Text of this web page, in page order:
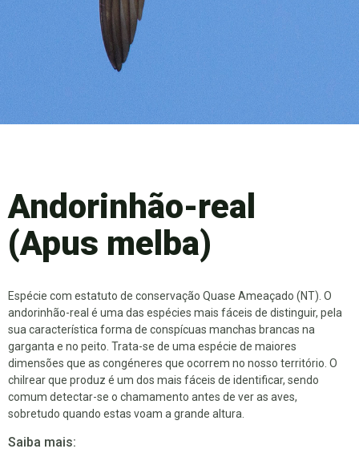
Andorinhão-real
(Apus melba)
Espécie com estatuto de conservação Quase Ameaçado (NT). O
andorinhão-real é uma das espécies mais fáceis de distinguir, pela
sua característica forma de conspícuas manchas brancas na
garganta e no peito. Trata-se de uma espécie de maiores
dimensões que as congéneres que ocorrem no nosso território. O
chilrear que produz é um dos mais fáceis de identificar, sendo
comum detectar-se o chamamento antes de ver as aves,
sobretudo quando estas voam a grande altura.
Saiba mais: